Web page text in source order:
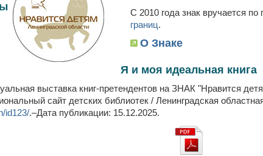
С 2010 года знак вручается по
границ.
О Знаке
Я и моя идеальная книга
выставка книг-претендентов на ЗНАК "Нравится
сайт детских библиотек / Ленинградская
id123/.–Дата публикации: 15.12.2025.